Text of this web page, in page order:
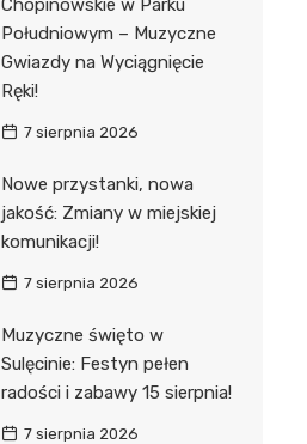
Chopinowskie w Parku
Południowym – Muzyczne
Gwiazdy na Wyciągnięcie
Ręki!
7 sierpnia 2026
Nowe przystanki, nowa
jakość: Zmiany w miejskiej
komunikacji!
7 sierpnia 2026
Muzyczne święto w
Sulęcinie: Festyn pełen
radości i zabawy 15 sierpnia!
7 sierpnia 2026